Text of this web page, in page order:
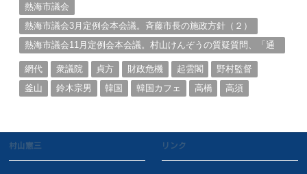
熱海市議会
熱海市議会3月定例会本会議。斉藤市長の施政方針（２）
熱海市議会11月定例会本会議。村山けんぞうの質疑質問、「通
網代
衆議院 貞方 財政危機 起雲閣
野村監督
釜山
鈴木宗男 韓国 韓国カフェ 高橋 高須
村山憲三 リンク